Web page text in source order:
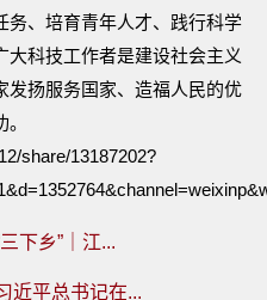
务、培育青年人才、践行科学
大科技工作者是建设社会主义
发扬服务国家、造福人民的优
share/13187202?
下乡”｜江...
近平总书记在...